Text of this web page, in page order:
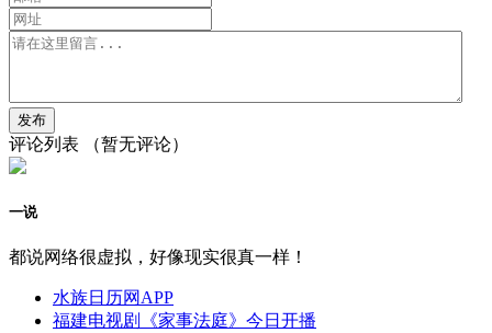
评论列表 （暂无评论）
一说
都说网络很虚拟，好像现实很真一样！
水族日历网APP
福建电视剧《家事法庭》今日开播